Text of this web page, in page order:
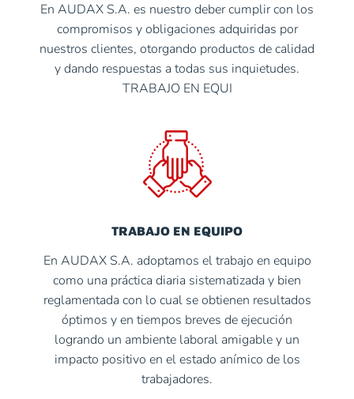
En AUDAX S.A. es nuestro deber cumplir con los
compromisos y obligaciones adquiridas por
nuestros clientes, otorgando productos de calidad
y dando respuestas a todas sus inquietudes.
TRABAJO EN EQUI
TRABAJO EN EQUIPO
En AUDAX S.A. adoptamos el trabajo en equipo
como una práctica diaria sistematizada y bien
reglamentada con lo cual se obtienen resultados
óptimos y en tiempos breves de ejecución
logrando un ambiente laboral amigable y un
impacto positivo en el estado anímico de los
trabajadores.